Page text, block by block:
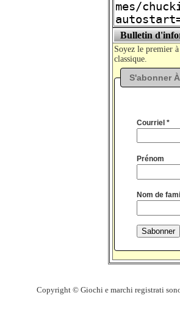
Bulletin
Soyez le premier
classique.
S'abonner
Courriel *
Prénom
Nom de
Copyright © Giochi e marchi registrati